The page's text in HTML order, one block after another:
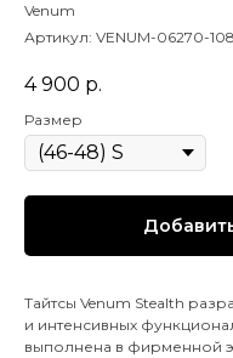
Venum
Артикул: VENUM-06270-108
4 900 р.
Размер
Тайтсы Venum Stealth
и интенсивных
выполнена в фирменной